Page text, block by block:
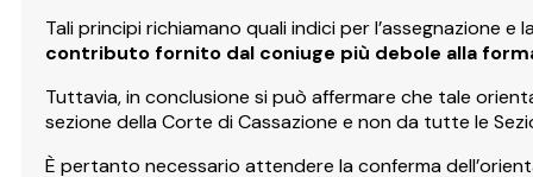
Tali principi richiamano quali indici per l’assegnazione
contributo fornito dal coniuge più debole alla
Tuttavia, in conclusione si può affermare che tale
sezione della Corte di Cassazione e non da tutte le
È pertanto necessario attendere la conferma